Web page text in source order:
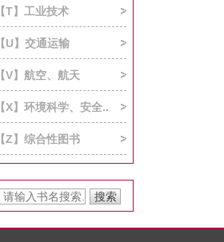
【T】工业技术
【U】交通运输
【V】航空、航天
【X】环境科学、安全..
【Z】综合性图书